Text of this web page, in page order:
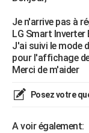
WEEK-END
Guides de France
Escapades
Patrimoine
Expositions
Musées
Week-end nature
+LIFESTYLE
Art de vivre
Bien-être
Loisirs
Mode
Modes de vie
SANTE
Alimentation
Guide de la santé
Maladies
Médicaments
Sommeil
VOYAGE
Je n'arrive pas à
LG Smart Inverter
J'ai suivi le mode
pour l'affichage
Merci de m'aider
Posez votre
A voir également: